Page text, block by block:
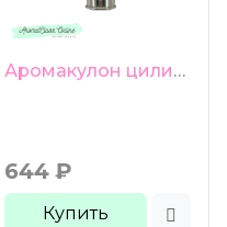
Аромакулон цилиндрический 28мм нержавеющая титановая сталь 316L + цепочка + 18 фетровых вкладышей
644 ₽
Купить